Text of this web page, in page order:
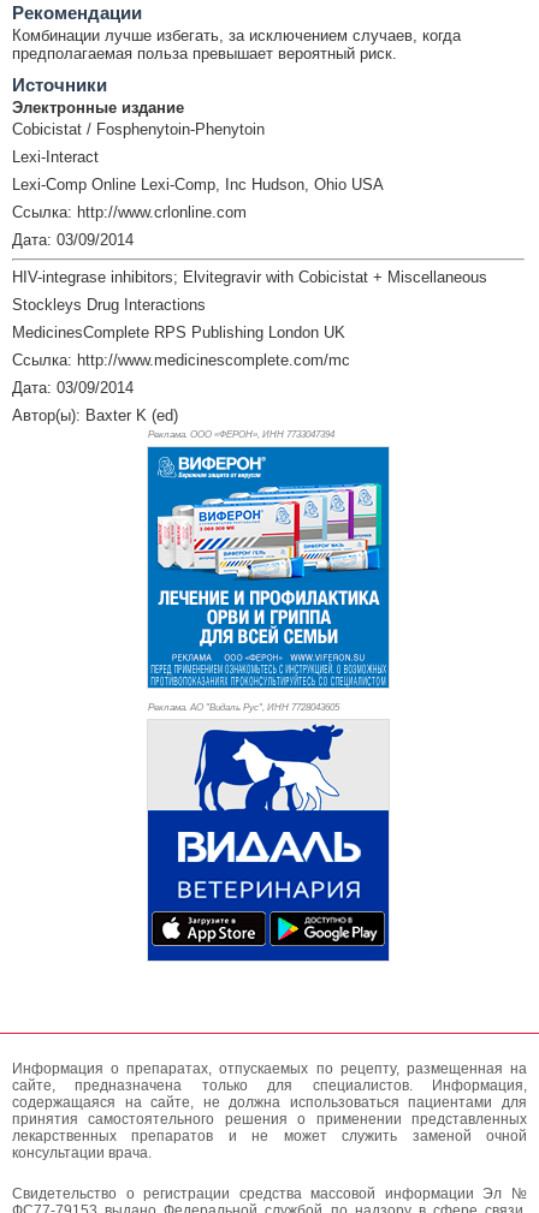
Рекомендации
Комбинации лучше избегать, за исключением случаев, когда
предполагаемая польза превышает вероятный риск.
Источники
Электронные издание
Cobicistat / Fosphenytoin-Phenytoin
Lexi-Interact
Lexi-Comp Online Lexi-Comp, Inc Hudson, Ohio USA
Ссылка: http://www.crlonline.com
Дата: 03/09/2014
HIV-integrase inhibitors; Elvitegravir with Cobicistat + Miscellaneous
Stockleys Drug Interactions
MedicinesComplete RPS Publishing London UK
Ссылка: http://www.medicinescomplete.com/mc
Дата: 03/09/2014
Автор(ы): Baxter K (ed)
Реклама. ООО «ФЕРОН», ИНН 7733047394
Реклама. АО "Видаль Рус", ИНН 7728043605
Информация о препаратах, отпускаемых по рецепту, размещенная на
сайте, предназначена только для специалистов. Информация,
содержащаяся на сайте, не должна использоваться пациентами для
принятия самостоятельного решения о применении представленных
лекарственных препаратов и не может служить заменой очной
консультации врача.
Свидетельство о регистрации средства массовой информации Эл №